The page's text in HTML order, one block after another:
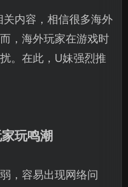
关内容，相信很多海外
，海外玩家在游戏时
。在此，U妹强烈推
玩鸣潮
，容易出现网络问